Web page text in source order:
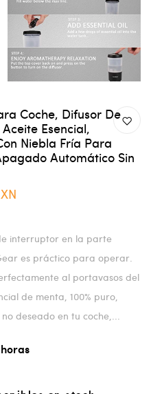
Coche, Difusor De
Esencial,
Niebla Fría Para
Automático Sin
interruptor en la parte
es práctico para operar.
al portavasos del
de menta, 100% puro,
deseado en tu coche,...
horas